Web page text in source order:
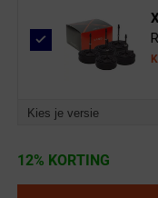
Kies je versie
12% KORTING